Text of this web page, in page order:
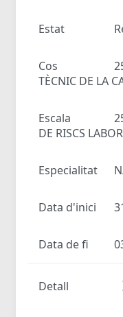
Estat
Cos
TÈCNIC DE LA
Escala
DE RISCS
Especialitat
Data d'inici
Data de fi
Detall